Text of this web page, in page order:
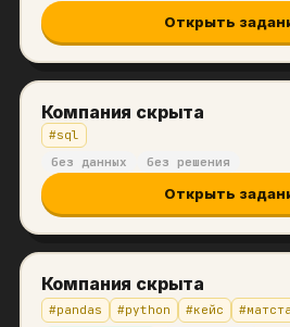
Открыть
Компания скрыта
#sql
без данных
без решения
Открыть
Компания скрыта
#pandas #python #кейс #